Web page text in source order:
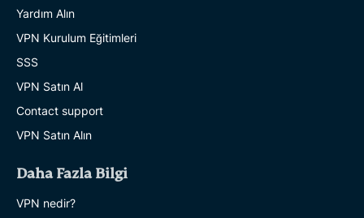
Yardım Alın
VPN Kurulum Eğitimleri
SSS
VPN Satın Al
Contact support
VPN Satın Alın
Daha Fazla Bilgi
VPN nedir?